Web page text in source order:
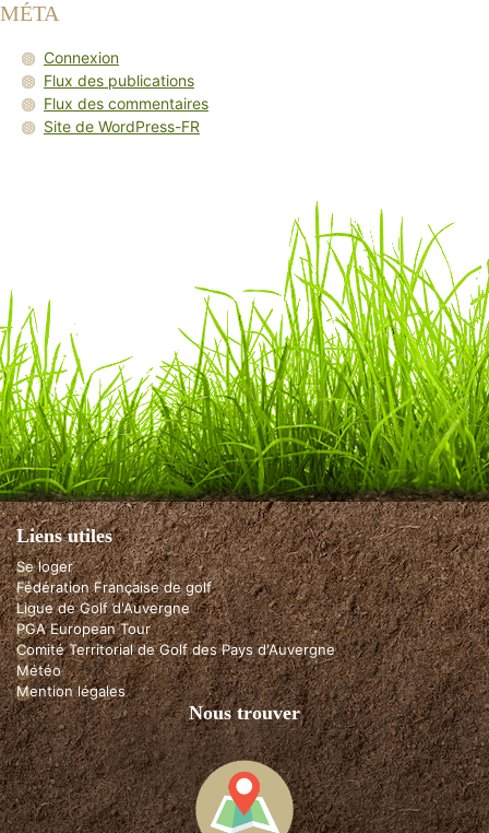
MÉTA
Connexion
Flux des publications
Flux des commentaires
Site de WordPress-FR
Liens utiles
Se loger
Fédération Française de golf
Ligue de Golf d'Auvergne
PGA European Tour
Comité Territorial de Golf des Pays d'Auvergne
Météo
Mention légales
Nous trouver